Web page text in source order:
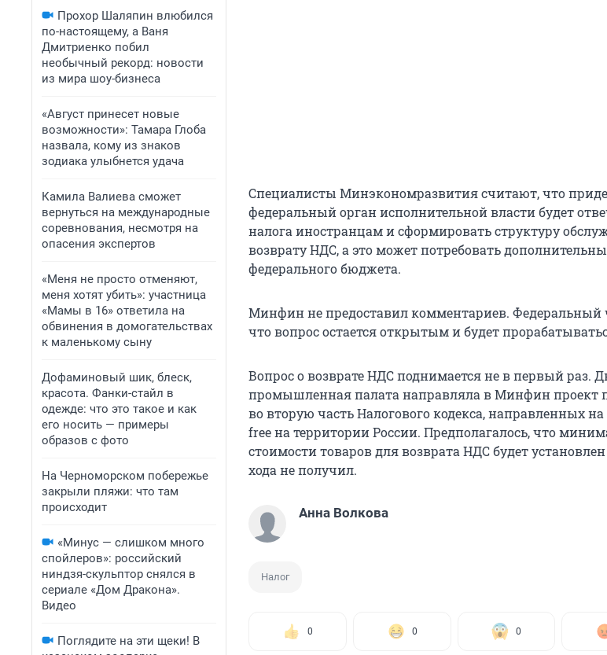
Прохор Шаляпин влюбился
по-настоящему, а Ваня
Дмитриенко побил
необычный рекорд: новости
из мира шоу-бизнеса
«Август принесет новые
возможности»: Тамара Глоба
назвала, кому из знаков
зодиака улыбнется удача
Камила Валиева сможет
вернуться на международные
соревнования, несмотря на
опасения экспертов
«Меня не просто отменяют,
меня хотят убить»: участница
«Мамы в 16» ответила на
обвинения в домогательствах
к маленькому сыну
Дофаминовый шик, блеск,
красота. Фанки-стайл в
одежде: что это такое и как
его носить — примеры
образов с фото
На Черноморском побережье
закрыли пляжи: что там
происходит
«Минус — слишком много
спойлеров»: российский
ниндзя-скульптор снялся в
сериале «Дом Дракона».
Видео
Поглядите на эти щеки! В
Специалисты Минэкономразвития считают, что
федеральный орган исполнительной власти будет
налога иностранцам и сформировать структуру
возврату НДС, а это может потребовать
федерального бюджета.
Минфин не предоставил комментариев.
что вопрос остается открытым и будет
Вопрос о возврате НДС поднимается не в первый раз.
промышленная палата направляла в Минфин проект
во вторую часть Налогового кодекса, направленных
free на территории России. Предполагалось, что
стоимости товаров для возврата НДС будет
хода не получил.
Анна Волкова
Налог
0 0 0